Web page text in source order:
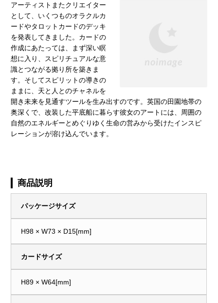
アーティストまたクリエイター
として、いくつものオラクルカ
ードやタロットカードのデッキ
を発表してきました。カードの
作成にあたっては、まず深い瞑
想に入り、スピリチュアルな意
識とつながる拠り所を築きま
す。そしてスピリットの導きの
ままに、天と人とのチャネルを
開き未来を見通すツールを生み出すのです。英国の田園地帯の
奥深くで、改装した平底船に暮らす彼女のアートには、周囲の
自然のエネルギーとめぐりゆく生命の営みから受けたインスピ
レーションが溶け込んでいます。
商品説明
パッケージサイズ
H98 × W73 × D15[mm]
カードサイズ
H89 × W64[mm]